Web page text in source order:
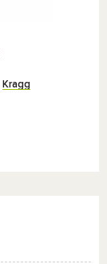
Kragg